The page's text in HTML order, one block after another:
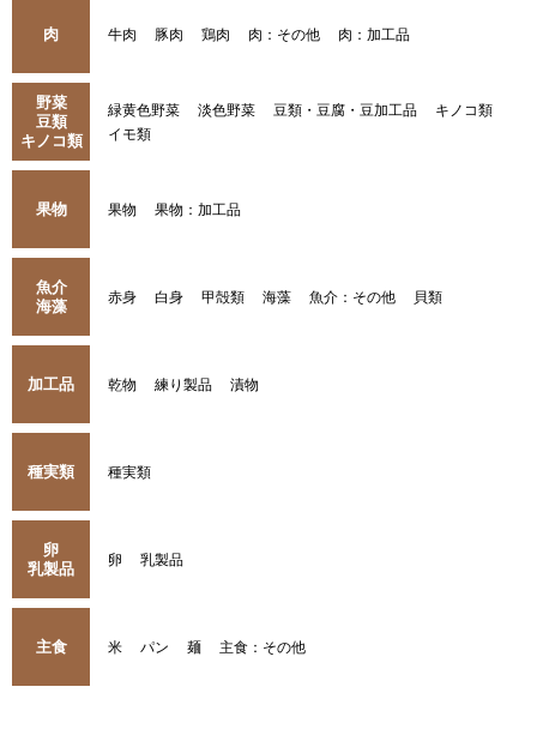
肉 牛肉 豚肉 鶏肉 肉：その他 肉：加工品
野菜
豆類
キノコ類
緑黄色野菜 淡色野菜 豆類・豆腐・豆加工品
キノコ類
イモ類
果物 果物 果物：加工品
魚介
海藻
赤身 白身 甲殻類 海藻 魚介：その他 貝類
加工品 乾物 練り製品 漬物
種実類 種実類
卵
乳製品
卵 乳製品
主食 米 パン 麺 主食：その他